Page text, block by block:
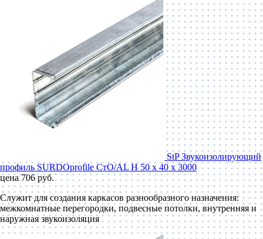
StP Звукоизолирующий
профиль SURDOprofile СтО/AL Н 50 x 40 x 3000
цена 706 руб.
Служит для создания каркасов разнообразного назначения:
межкомнатные перегородки, подвесные потолки, внутренняя и
наружная звукоизоляция